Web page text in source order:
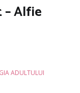
Alfie
ADULTULUI